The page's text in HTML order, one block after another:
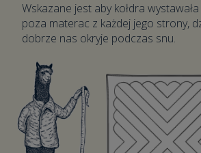
Wskazane jest aby kołdra
poza materac z każdej jego strony,
dobrze nas okryje podczas snu.